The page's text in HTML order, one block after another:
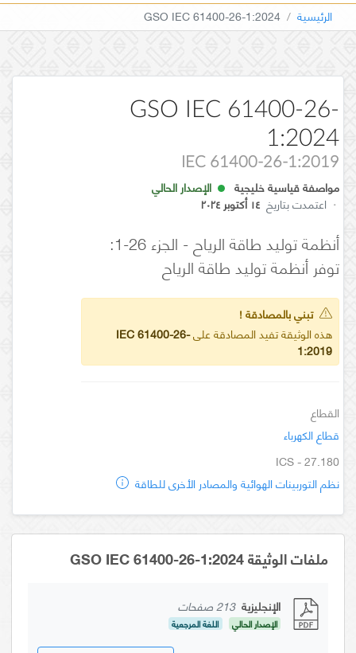
الرئيسية GSO IEC 61400-26-1:2024
GSO IEC 61400-26-
1:2024
IEC 61400-26-1:2019
مواصفة قياسية خليجية
الإصدار الحالي
· اعتمدت بتاريخ ١٤ أكتوبر ٢٠٢٤
أنظمة توليد طاقة الرياح - الجزء 26-1:
توفر أنظمة توليد طاقة الرياح
تبني بالمصادقة !
هذه الوثيقة تفيد المصادقة علىIEC 61400-26-
1:2019
القطاع
قطاع الكهرباء
ICS - 27.180
نظم التوربينات الهوائية والمصادر الأخرى للطاقة
ملفات الوثيقة GSO IEC 61400-26-1:2024
الإنجليزية 213 صفحات
الإصدار الحالي اللغة المرجعية